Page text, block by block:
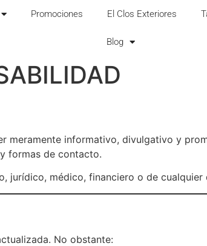
Promociones El Clos Exteriores
Blog
meramente informativo, divulgativo y
formas de contacto.
jurídico, médico, financiero o de
No obstante: